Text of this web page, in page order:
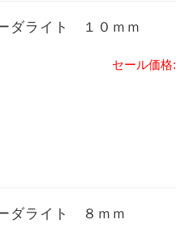
ダライト １０ｍｍ
セール価格:
ダライト ８ｍｍ